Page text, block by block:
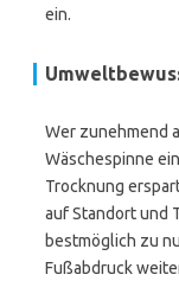
ein.
Wer zunehmend
Wäschespinne
Trocknung
auf Standort und
bestmöglich zu
Fußabdruck